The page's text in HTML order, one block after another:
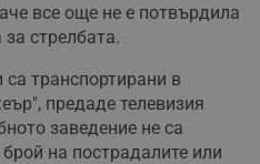
все още не е потвърдила
стрелбата.
транспортирани в
предаде телевизия
заведение не са
на пострадалите или